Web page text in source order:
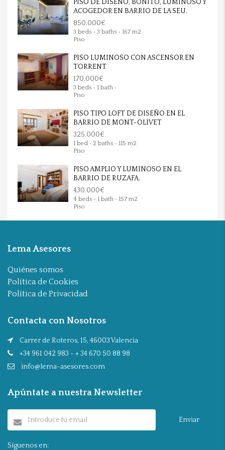
PISO DE DISEÑO, BONITO, LUMINOSO Y
ACOGEDOR EN BARRIO DE LA SEU.
850.000€
3 beds • 3 baths • 167 m2
Piso
PISO LUMINOSO CON ASCENSOR EN
TORRENT
170.000€
3 beds • 1 bath •
Piso
PISO TIPO LOFT DE DISEÑO EN EL
BARRIO DE MONT-OLIVET
325.000€
1 bed • 2 baths • 115 m2
Piso
PISO AMPLIO Y LUMINOSO EN EL
BARRIO DE RUZAFA.
430.000€
4 beds • 1 bath • 157 m2
Piso
Lema Asesores
Quiénes somos
Política de Cookies
Política de Privacidad
Contacta con Nosotros
Carrer de Roteros, 15, 46003 Valencia
+34 961 042 983 - + 34 670 50 88 98
info@lema-asesores.com
Apúntate a nuestra Newsletter
Enviar
Síguenos en: